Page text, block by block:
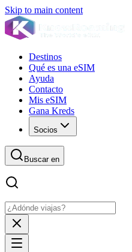
Skip to main content
Destinos
Qué es una eSIM
Ayuda
Contacto
Mis eSIM
Gana Kreds
Socios
Buscar en